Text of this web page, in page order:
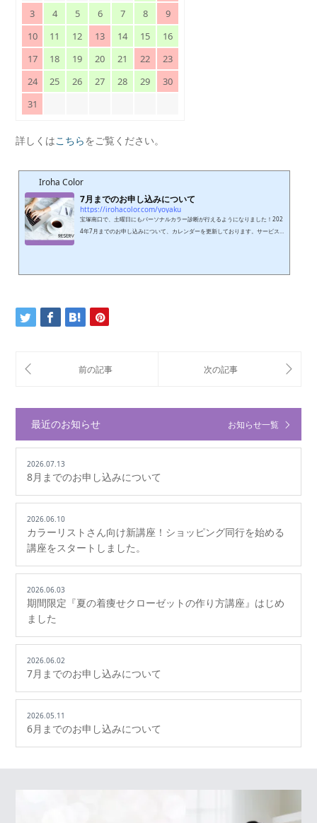
3
4 5 6 7 8
9
10
11 12 13 14 15
16
17
18 19 20 21 22
23
24
25 26 27 28 29
30
31
詳しくはこちらをご覧ください。
Iroha Color
7月までのお申し込みについて
https://irohacolor.com/yoyaku
宝塚南口で、土曜日にもパーソナルカラー診断が行えるようになりました！202
4年7月までのお申し込みについて、カレンダーを更新しております。サービス
最近のお知らせ お知らせ一覧
2026.07.13
8月までのお申し込みについて
2026.06.10
カラーリストさん向け新講座！ショッピング同行を始める
講座をスタートしました。
2026.06.03
期間限定『夏の着痩せクローゼットの作り方講座』はじめ
ました
2026.06.02
7月までのお申し込みについて
2026.05.11
6月までのお申し込みについて